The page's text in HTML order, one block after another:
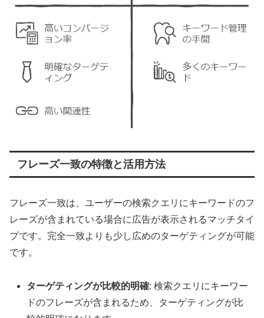
フレーズ一致の特徴と活用方法
フレーズ一致は、ユーザーの検索クエリにキーワードのフ
レーズが含まれている場合に広告が表示されるマッチタイ
プです。完全一致よりも少し広めのターゲティングが可能
です。
ターゲティングが比較的明確: 検索クエリにキーワー
ドのフレーズが含まれるため、ターゲティングが比